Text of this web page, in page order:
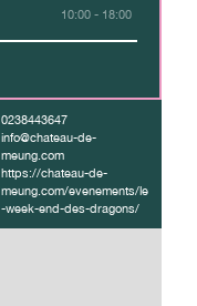
10:00 - 18:00
0238443647
info@chateau-de-
meung.com
https://chateau-de-
meung.com/evenements/le
-week-end-des-dragons/